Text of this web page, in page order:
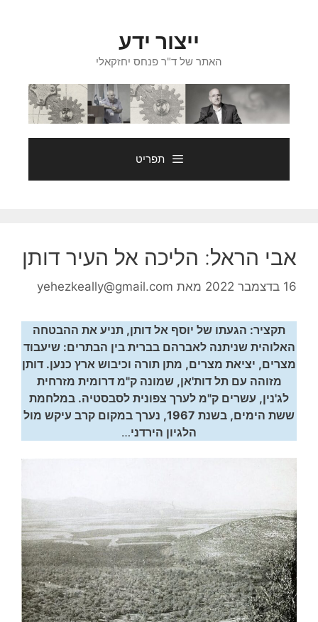
ייצור ידע
האתר של ד"ר פנחס יחזקאלי
תפריט
אבי הראל: הליכה אל העיר דותן
16 בדצמבר 2022 מאת yehezkeally@gmail.com
תקציר: הגעתו של יוסף אל דותן, תניע את ההבטחה
האלוהית שניתנה לאברהם בברית בין הבתרים: שיעבוד
מצרים, יציאת מצרים, מתן תורה וכיבוש ארץ כנען. דותן
מזוהה עם תל דות'אן, שמונה ק"מ דרומית מזרחית
לג'נין, עשרים ק"מ לערך צפונית לסבסטיה. במלחמת
ששת הימים
, בשנת 1967, נערך במקום קרב עיקש מול
הלגיון הירדני…